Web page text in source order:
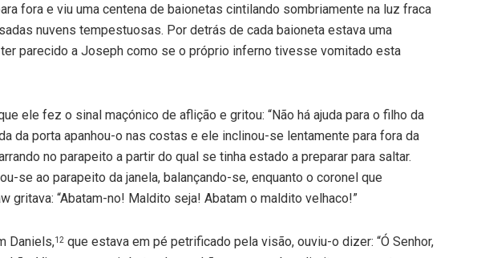
fora e viu uma centena de baionetas cintilando sombriamente na luz fraca
nuvens tempestuosas. Por detrás de cada baioneta estava uma
parecido a Joseph como se o próprio inferno tivesse vomitado esta
ele fez o sinal maçónico de aflição e gritou: “Não há ajuda para o filho da
da porta apanhou-o nas costas e ele inclinou-se lentamente para fora da
no parapeito a partir do qual se tinha estado a preparar para saltar.
se ao parapeito da janela, balançando-se, enquanto o coronel que
gritava: “Abatam-no! Maldito seja! Abatam o maldito velhaco!”
Daniels,12 que estava em pé petrificado pela visão, ouviu-o dizer: “Ó Senhor,